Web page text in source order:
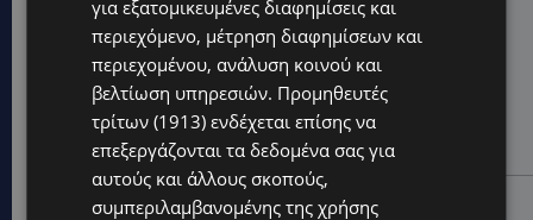
Hot this week
UPDATES
ΝΟΣΟΚΟΜΕΙΟ ΛΕΜΕΣΟΥ: «Θα γινόμουν εγώ τα μάτια
του» – Συγκλονίζει η μητέρα του 4χρονου Μάριου:
«Ζούμε σε μια επικίνδυνη πόλη» -(Βίντεο)
UPDATES
για εξατομικευμένες διαφημίσεις και
περιεχόμενο, μέτρηση διαφημίσεων και
περιεχομένου, ανάλυση κοινού και
βελτίωση υπηρεσιών. Προμηθευτές
τρίτων (1913) ενδέχεται επίσης να
επεξεργάζονται τα δεδομένα σας για
αυτούς και άλλους σκοπούς,
συμπεριλαμβανομένης της χρήσης